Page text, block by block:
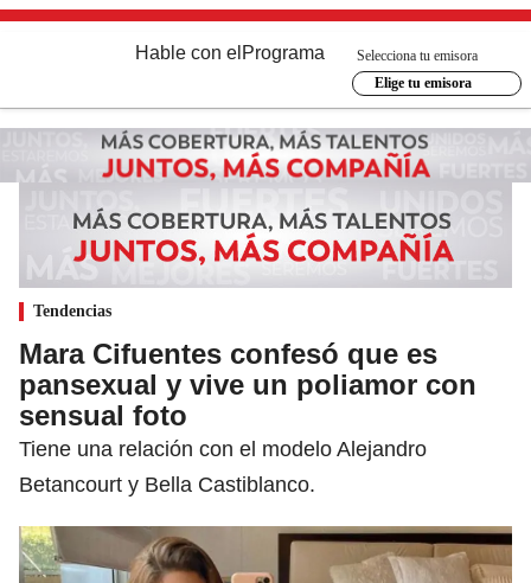
Hable con el Programa
Selecciona tu emisora
Elige tu emisora
Tendencias
Mara Cifuentes confesó que es
pansexual y vive un poliamor con
sensual foto
Tiene una relación con el modelo Alejandro
Betancourt y Bella Castiblanco.